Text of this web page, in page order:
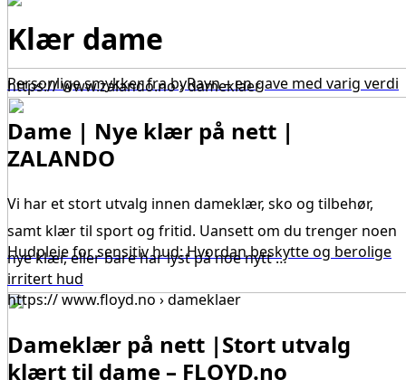
Personlige smykker fra byRavn – en gave med varig verdi
Hudpleie for sensitiv hud: Hvordan beskytte og berolige
irritert hud
Klær dame
https:// www.zalando.no › dameklaer
Dame | Nye klær på nett |
ZALANDO
Vi har et stort utvalg innen dameklær, sko og tilbehør,
samt klær til sport og fritid. Uansett om du trenger noen
nye klær, eller bare har lyst på noe nytt …
https:// www.floyd.no › dameklaer
Dameklær på nett |Stort utvalg
klært til dame – FLOYD.no